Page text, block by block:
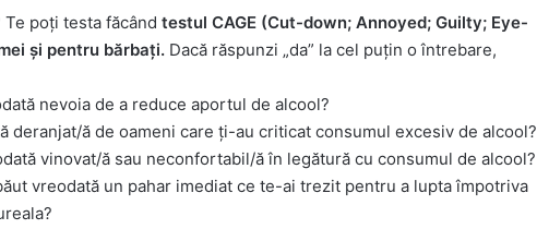
poți testa făcând testul CAGE (Cut-down; Annoyed; Guilty; Eye-
și pentru bărbați. Dacă răspunzi „da” la cel puțin o întrebare,
nevoia de a reduce aportul de alcool?
deranjat/ă de oameni care ți-au criticat consumul excesiv de alcool?
vinovat/ă sau neconfortabil/ă în legătură cu consumul de alcool?
vreodată un pahar imediat ce te-ai trezit pentru a lupta împotriva